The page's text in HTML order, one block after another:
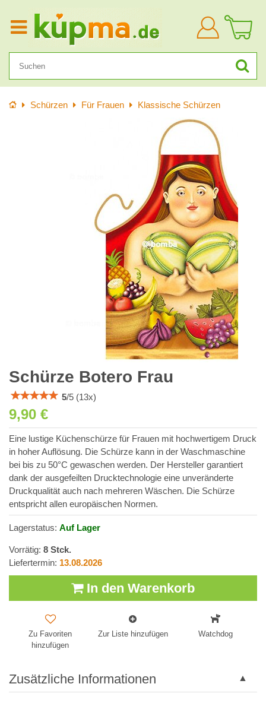
Anmelden
StartseiteSchürzen Für Frauen Klassische Schürzen
Schürze Botero Frau
5/5 (13x)
9,90 €
Eine lustige Küchenschürze für Frauen mit hochwertigem Druck
in hoher Auflösung. Die Schürze kann in der Waschmaschine
bei bis zu 50°C gewaschen werden. Der Hersteller garantiert
dank der ausgefeilten Drucktechnologie eine unveränderte
Druckqualität auch nach mehreren Wäschen. Die Schürze
entspricht allen europäischen Normen.
Lagerstatus: Auf Lager
Vorrätig: 8 Stck.
Liefertermin: 13.08.2026
In den Warenkorb
Zu Favoriten
hinzufügen
Zur Liste hinzufügen Watchdog
Zusätzliche Informationen